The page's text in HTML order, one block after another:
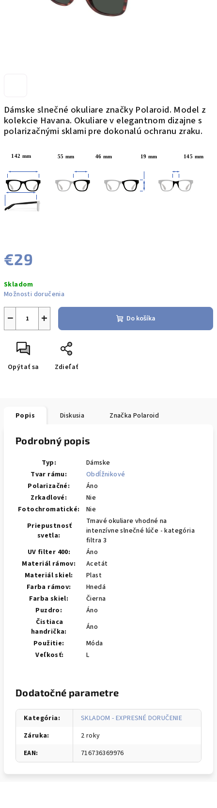
Dámske slnečné okuliare značky Polaroid. Model z
kolekcie Havana. Okuliare v elegantnom dizajne s
polarizačnými sklami pre dokonalú ochranu zraku.
142 mm 55 mm 46 mm 19 mm 145 mm
€29
cena:
Skladom
Možnosti doručenia
+
− Do košíka
Opýtať sa Zdieľať
Popis Diskusia Značka Polaroid
Podrobný popis
Typ:
Dámske
Tvar rámu:
Obdĺžnikové
Polarizačné:
Áno
Zrkadlové:
Nie
Fotochromatické:
Nie
Priepustnosť
svetla:
Tmavé okuliare vhodné na
intenzívne slnečné lúče - kategória
filtra 3
UV filter 400:
Áno
Materiál rámov:
Acetát
Materiál skiel:
Plast
Farba rámov:
Hnedá
Farba skiel:
Čierna
Puzdro:
Áno
Čistiaca
handrička:
Áno
Použitie:
Móda
Veľkosť:
L
Dodatočné parametre
Kategória:
SKLADOM - EXPRESNÉ DORUČENIE
Záruka:
2 roky
EAN: 716736369976